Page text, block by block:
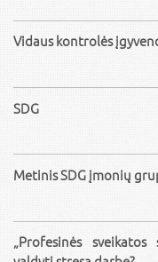
Vidaus kontrolės
SDG
Metinis SDG įmonių
„Profesinės